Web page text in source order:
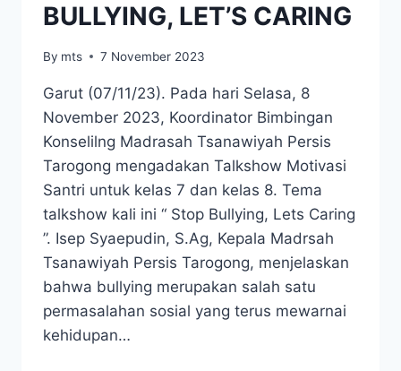
BULLYING, LET’S CARING
By mts 7 November 2023
Garut (07/11/23). Pada hari Selasa, 8
November 2023, Koordinator Bimbingan
Konselilng Madrasah Tsanawiyah Persis
Tarogong mengadakan Talkshow Motivasi
Santri untuk kelas 7 dan kelas 8. Tema
talkshow kali ini “ Stop Bullying, Lets Caring
”. Isep Syaepudin, S.Ag, Kepala Madrsah
Tsanawiyah Persis Tarogong, menjelaskan
bahwa bullying merupakan salah satu
permasalahan sosial yang terus mewarnai
kehidupan…